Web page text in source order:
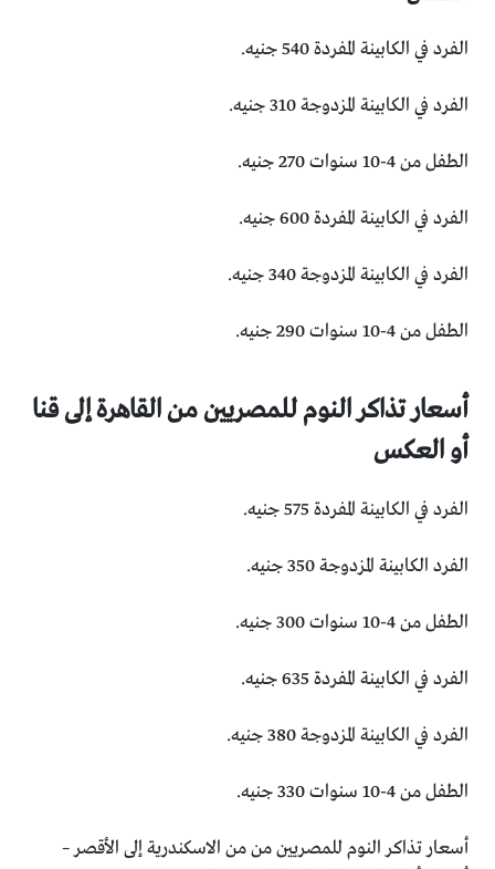
الفرد في الكابينة المفردة 540 جنيه.
الفرد في الكابينة المزدوجة 310 جنيه.
الطفل من 4-10 سنوات 270 جنيه.
الفرد في الكابينة المفردة 600 جنيه.
الفرد في الكابينة المزدوجة 340 جنيه.
الطفل من 4-10 سنوات 290 جنيه.
أسعار تذاكر النوم للمصريين من القاهرة إلى قنا
أو العكس
الفرد في الكابينة المفردة 575 جنيه.
الفرد الكابينة المزدوجة 350 جنيه.
الطفل من 4-10 سنوات 300 جنيه.
الفرد في الكابينة المفردة 635 جنيه.
الفرد في الكابينة المزدوجة 380 جنيه.
الطفل من 4-10 سنوات 330 جنيه.
أسعار تذاكر النوم للمصريين من من الاسكندرية إلى الأقصر –